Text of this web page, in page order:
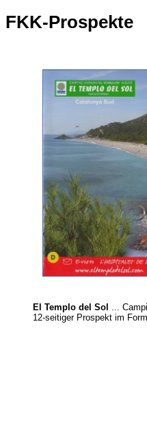
FKK-Prospekte
El Templo del Sol
...
12-seitiger Prospekt im